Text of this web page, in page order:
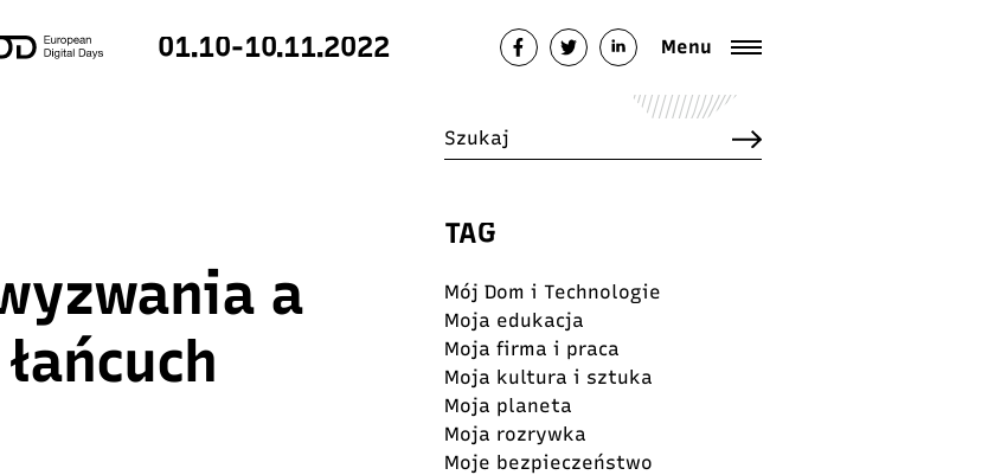
01.10-10.11.2022 Menu
a
TAG
Mój Dom i Technologie
Moja edukacja
Moja firma i praca
Moja kultura i sztuka
Moja planeta
Moja rozrywka
Moje bezpieczeństwo